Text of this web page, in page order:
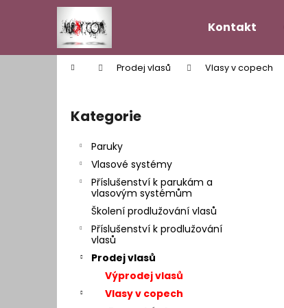
Kontakt
Domů Prodej vlasů Vlasy v copech
Přeskočit
kategorie
Kategorie
Paruky
Vlasové systémy
Příslušenství k parukám a
vlasovým systémům
Školení prodlužování vlasů
Příslušenství k prodlužování
vlasů
Prodej vlasů
Výprodej vlasů
Vlasy v copech
í
Zpět
do
Zpět
do
VLASOVÝ SYSTÉM MODEL HOLLYWOOD